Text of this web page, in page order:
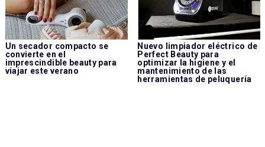
Un secador compacto se
convierte en el
imprescindible beauty para
viajar este verano
Nuevo limpiador eléctrico de
Perfect Beauty para
optimizar la higiene y el
mantenimiento de las
herramientas de peluquería